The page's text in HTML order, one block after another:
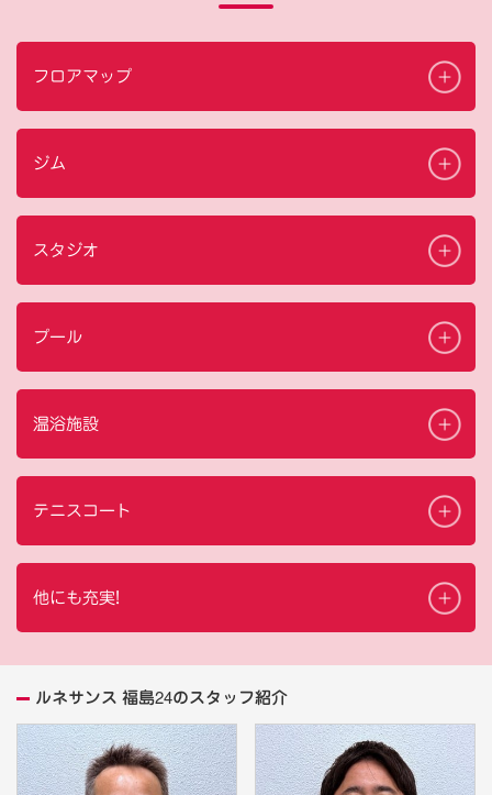
フロアマップ
ジム
スタジオ
プール
温浴施設
テニスコート
他にも充実!
ルネサンス 福島24のスタッフ紹介